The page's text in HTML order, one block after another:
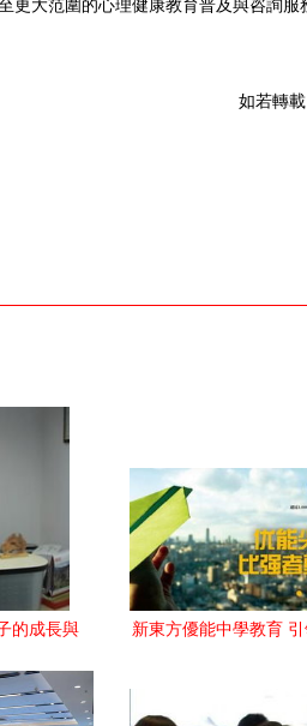
更大范圍的心理健康教育普及與咨詢
如若轉
的成長與
新東方優能中學教育